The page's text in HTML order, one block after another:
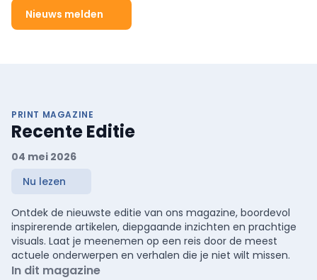
Nieuws melden
PRINT MAGAZINE
Recente Editie
04 mei 2026
Nu lezen
Ontdek de nieuwste editie van ons magazine, boordevol
inspirerende artikelen, diepgaande inzichten en prachtige
visuals. Laat je meenemen op een reis door de meest
actuele onderwerpen en verhalen die je niet wilt missen.
In dit magazine